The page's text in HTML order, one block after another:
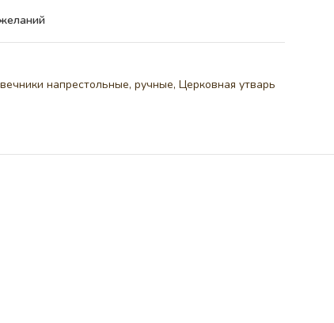
напрестольные, ручные, Церковная утварь